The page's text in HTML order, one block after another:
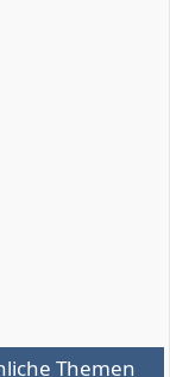
Themen